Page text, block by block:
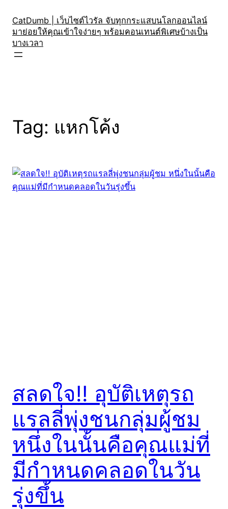
content
CatDumb | เว็บไซต์ไวรัล จับทุกกระแสบนโลกออนไลน์
มาย่อยให้คุณเข้าใจง่ายๆ พร้อมคอนเทนต์พิเศษบ้างเป็น
บางเวลา
Tag: แหกโค้ง
สลดใจ!! อุบัติเหตุรถ
แรลลี่พุ่งชนกลุ่มผู้ชม
หนึ่งในนั้นคือคุณแม่ที่
มีกำหนดคลอดในวัน
รุ่งขึ้น